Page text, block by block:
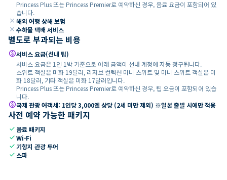
Princess Plus 또는 Princess Premier로 예약하신 경우, 음료 요금이 포함되어 있
습니다.
close 해외 여행 상해 보험
close 수하물 택배 서비스
별도로 부과되는 비용
paid서비스 요금(선내 팁)
서비스 요금은 1인 1박 기준으로 아래 금액이 선내 계정에 자동 청구됩니다.
스위트 객실은 미화 19달러, 리저브 컬렉션 미니 스위트 및 미니 스위트 객실은 미
화 18달러, 기타 객실은 미화 17달러입니다.
Princess Plus 또는 Princess Premier로 예약하신 경우, 팁 요금이 포함되어 있습
니다.
paid국제 관광 여객세: 1인당 3,000엔 상당 (2세 미만 제외) ※일본 출발 시에만 적용
사전 예약 가능한 패키지
check 음료 패키지
checkWi-Fi
check 기항지 관광 투어
check 스파